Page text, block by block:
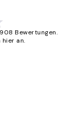
Bewertungen.
hier an.